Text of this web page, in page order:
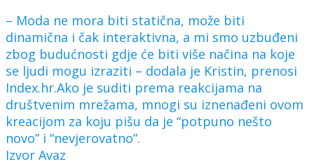
– Moda ne mora biti statična, može biti
dinamična i čak interaktivna, a mi smo uzbuđeni
zbog budućnosti gdje će biti više načina na koje
se ljudi mogu izraziti – dodala je Kristin, prenosi
Index.hr.Ako je suditi prema reakcijama na
društvenim mrežama, mnogi su iznenađeni ovom
kreacijom za koju pišu da je “potpuno nešto
novo” i “nevjerovatno”.
Izvor Avaz